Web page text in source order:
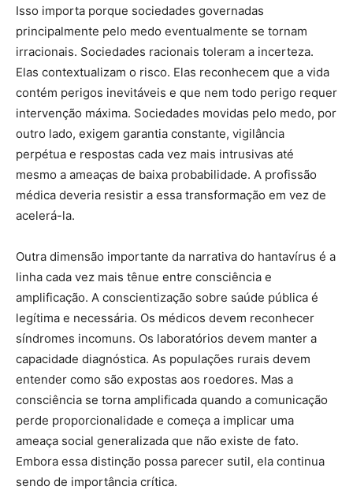
Isso importa porque sociedades governadas
principalmente pelo medo eventualmente se tornam
irracionais. Sociedades racionais toleram a incerteza.
Elas contextualizam o risco. Elas reconhecem que a vida
contém perigos inevitáveis e que nem todo perigo requer
intervenção máxima. Sociedades movidas pelo medo, por
outro lado, exigem garantia constante, vigilância
perpétua e respostas cada vez mais intrusivas até
mesmo a ameaças de baixa probabilidade. A profissão
médica deveria resistir a essa transformação em vez de
acelerá-la.
Outra dimensão importante da narrativa do hantavírus é a
linha cada vez mais tênue entre consciência e
amplificação. A conscientização sobre saúde pública é
legítima e necessária. Os médicos devem reconhecer
síndromes incomuns. Os laboratórios devem manter a
capacidade diagnóstica. As populações rurais devem
entender como são expostas aos roedores. Mas a
consciência se torna amplificada quando a comunicação
perde proporcionalidade e começa a implicar uma
ameaça social generalizada que não existe de fato.
Embora essa distinção possa parecer sutil, ela continua
sendo de importância crítica.